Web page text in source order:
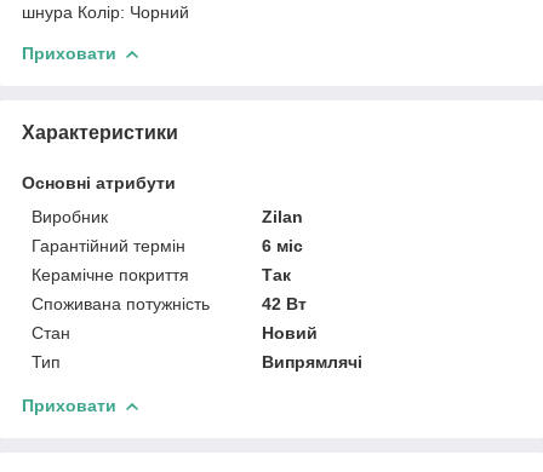
шнура Колір: Чорний
Приховати
Характеристики
Основні атрибути
Виробник
Zilan
Гарантійний термін
6 міс
Керамічне покриття
Так
Споживана потужність
42 Вт
Стан
Новий
Тип
Випрямлячі
Приховати